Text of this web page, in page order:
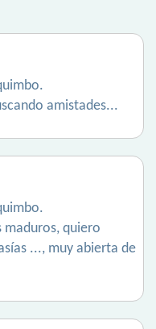
amistades...
maduros, quiero
..., muy abierta de